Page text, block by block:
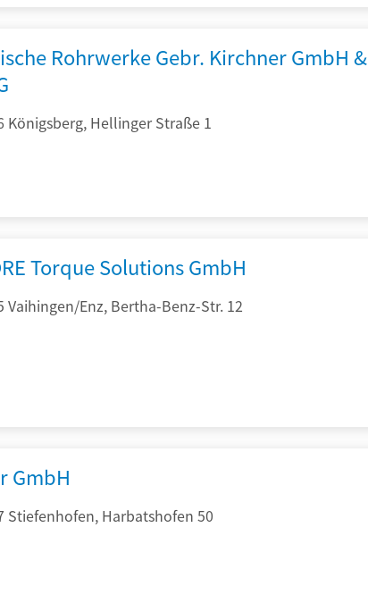
Rohrwerke Gebr. Kirchner GmbH &
Königsberg, Hellinger Straße 1
Torque Solutions GmbH
Vaihingen/Enz, Bertha-Benz-Str. 12
GmbH
Stiefenhofen, Harbatshofen 50